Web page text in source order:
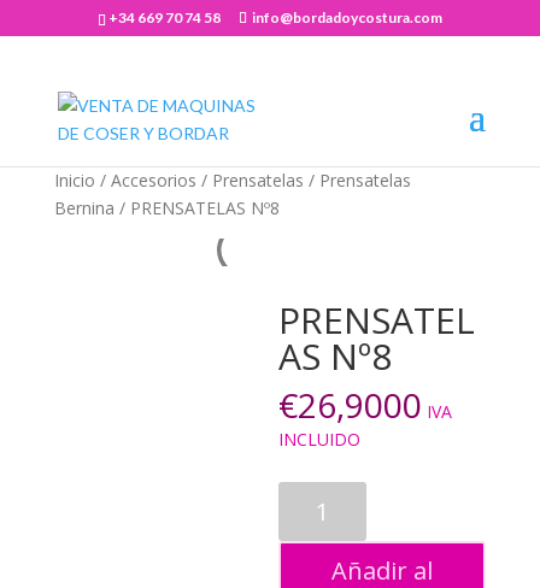
+34 669 70 74 58 info@bordadoycostura.com
Inicio / Accesorios / Prensatelas / Prensatelas
Bernina / PRENSATELAS Nº8
PRENSATEL
AS Nº8
€26,9000 IVA
INCLUIDO
cantidad
Añadir al
Abrir barra de herramientas